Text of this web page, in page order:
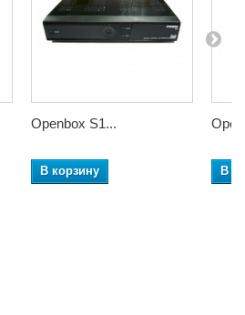
Openbox S1...
В корзину В